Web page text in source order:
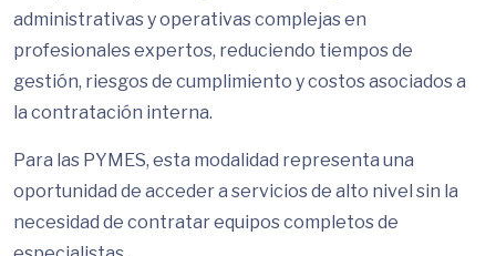
administrativas y operativas complejas en
profesionales expertos, reduciendo tiempos de
gestión, riesgos de cumplimiento y costos asociados a
la contratación interna.
Para las PYMES, esta modalidad representa una
oportunidad de acceder a servicios de alto nivel sin la
necesidad de contratar equipos completos de